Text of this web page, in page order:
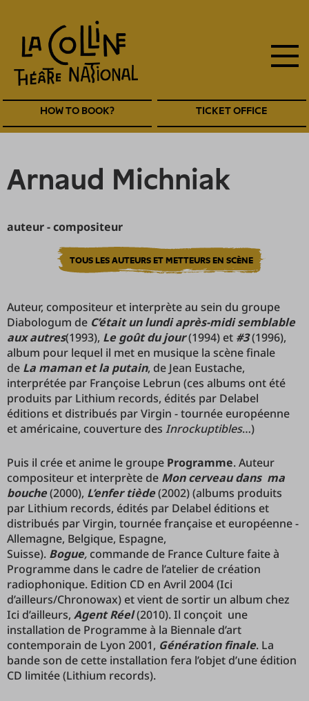
main
content
entête
HOW TO BOOK? TICKET OFFICE
navigation
EN
Arnaud Michniak
auteur - compositeur
TOUS LES AUTEURS ET METTEURS EN SCÈNE
Auteur, compositeur et interprète au sein du groupe
Diabologum de C’était un lundi après-midi semblable
aux autres(1993), Le goût du jour(1994) et #3(1996),
album pour lequel il met en musique la scène finale
de La maman et la putain, de Jean Eustache,
interprétée par Françoise Lebrun (ces albums ont été
produits par Lithium records, édités par Delabel
éditions et distribués par Virgin - tournée européenne
et américaine, couverture des Inrockuptibles…)
Puis il crée et anime le groupe Programme. Auteur
compositeur et interprète de Mon cerveau dans ma
bouche(2000), L’enfer tiède(2002) (albums produits
par Lithium records, édités par Delabel éditions et
distribués par Virgin, tournée française et européenne -
Allemagne, Belgique, Espagne,
Suisse). Bogue, commande de France Culture faite à
Programme dans le cadre de l’atelier de création
radiophonique. Edition CD en Avril 2004 (Ici
d’ailleurs/Chronowax) et vient de sortir un album chez
Ici d’ailleurs, Agent Réel(2010). Il conçoit une
installation de Programme à la Biennale d’art
contemporain de Lyon 2001, Génération finale. La
bande son de cette installation fera l’objet d’une édition
CD limitée (Lithium records).